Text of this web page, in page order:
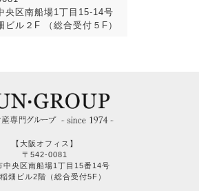
央区南船場1丁目15-14号
ビル２F （総合受付５F）
【大阪オフィス】
〒542-0081
中央区南船場1丁目15番14号
畑ビル2階（総合受付5F）